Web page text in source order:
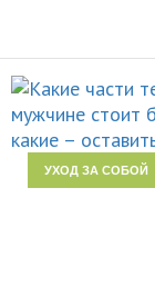
УХОД ЗА СОБОЙ